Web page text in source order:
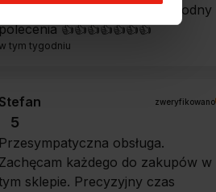
profesjonalny i godny
👍️👍️👍️👍️👍️👍️👍️
tym tygodniu
zweryfikowano
5
obsługa.
każdego do zakupów w
sklepie. Precyzyjny czas